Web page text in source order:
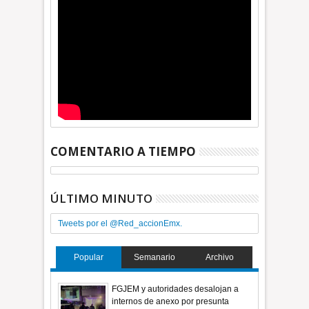
COMENTARIO A TIEMPO
ÚLTIMO MINUTO
Tweets por el @Red_accionEmx.
Popular Semanario Archivo
FGJEM y autoridades desalojan a
internos de anexo por presunta